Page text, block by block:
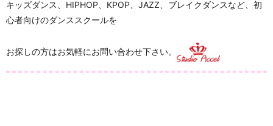
キッズダンス、HIPHOP、KPOP、JAZZ、ブレイクダンスなど、初
心者向けのダンススクールを
お探しの方はお気軽にお問い合わせ下さい。